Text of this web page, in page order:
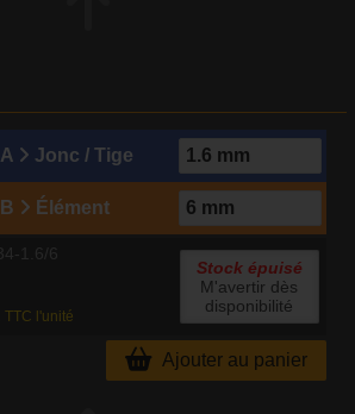
A Jonc / Tige
B Élément
TTC l'unité
Stock épuisé
M'avertir dès
disponibilité
Ajouter au panier